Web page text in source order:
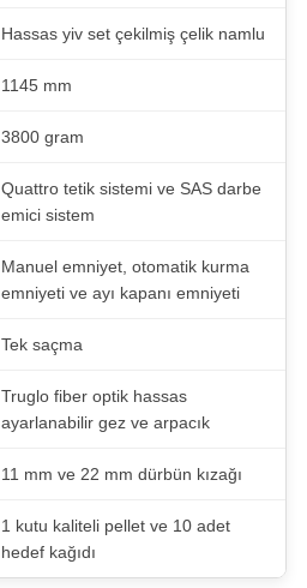
Hassas yiv set çekilmiş çelik namlu
1145 mm
3800 gram
Quattro tetik sistemi ve SAS darbe
emici sistem
Manuel emniyet, otomatik kurma
emniyeti ve ayı kapanı emniyeti
Tek saçma
Truglo fiber optik hassas
ayarlanabilir gez ve arpacık
11 mm ve 22 mm dürbün kızağı
1 kutu kaliteli pellet ve 10 adet
hedef kağıdı